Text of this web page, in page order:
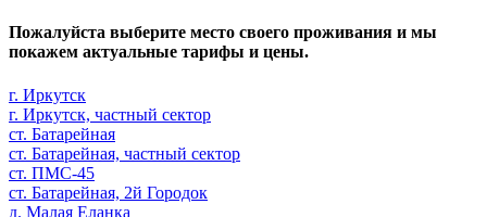
Пожалуйста выберите место своего проживания и мы
покажем актуальные тарифы и цены.
г. Иркутск
г. Иркутск, частный сектор
ст. Батарейная
ст. Батарейная, частный сектор
ст. ПМС-45
ст. Батарейная, 2й Городок
д. Малая Еланка